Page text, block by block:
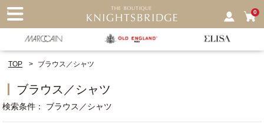
0
TOP ブラウス／シャツ
ブラウス／シャツ
検索条件 ブラウス／シャツ